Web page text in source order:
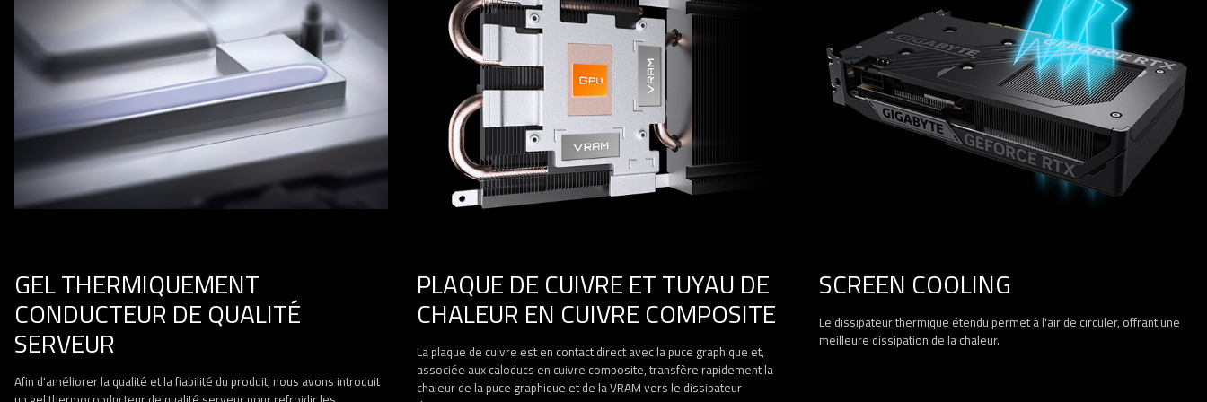
GEL THERMIQUEMENT
CONDUCTEUR DE QUALITÉ
SERVEUR
Afin d'améliorer la qualité et la fiabilité du produit, nous avons introduit
PLAQUE DE CUIVRE ET TUYAU DE
CHALEUR EN CUIVRE COMPOSITE
La plaque de cuivre est en contact direct avec la puce graphique et,
associée aux caloducs en cuivre composite, transfère rapidement la
chaleur de la puce graphique et de la VRAM vers le dissipateur
SCREEN COOLING
Le dissipateur thermique étendu permet à l'air de circuler, offrant une
meilleure dissipation de la chaleur.